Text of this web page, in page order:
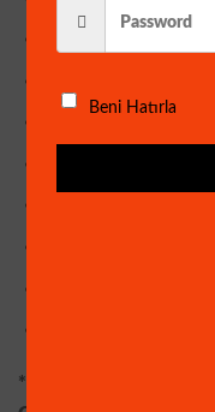
HAREKET
* Araç algıladığında
Beni Hatırla